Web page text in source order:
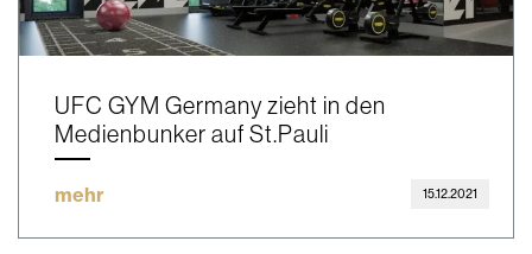
UFC GYM Germany zieht in den
Medienbunker auf St.Pauli
mehr 15.12.2021